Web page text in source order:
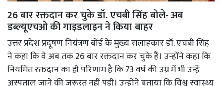
26 बार रक्तदान कर चुके डॉ. एचबी सिंह बोले- अब
डब्ल्यूएचओ की गाइडलाइन ने किया बाहर
उत्तर प्रदेश प्रदूषण नियंत्रण बोर्ड के मुख्य सलाहकार डॉ. एचबी सिंह
ने कहा कि वे अब तक 26 बार रक्तदान कर चुके हैं। उन्होंने कहा कि
नियमित रक्तदान का ही परिणाम है कि 73 वर्ष की उम्र में भी उन्हें
अस्पताल जाने की जरूरत नहीं पड़ी। उन्होंने बताया कि विश्व स्वास्थ्य